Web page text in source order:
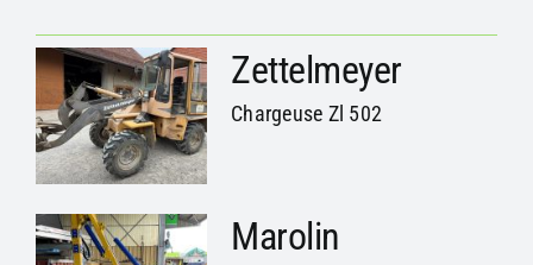
Zettelmeyer
Chargeuse Zl 502
Marolin